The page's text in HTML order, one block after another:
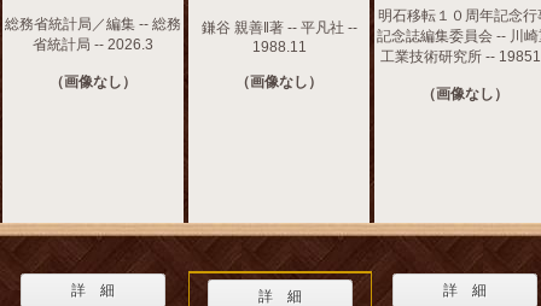
総務省統計局／編集 -- 総務
省統計局 -- 2026.3
（画像なし）
鎌谷 親善‖著 -- 平凡社 --
1988.11
（画像なし）
明石移転１０周年記念行
記念誌編集委員会 -- 川
工業技術研究所 --
（画像なし）
詳 細 詳 細 詳 細